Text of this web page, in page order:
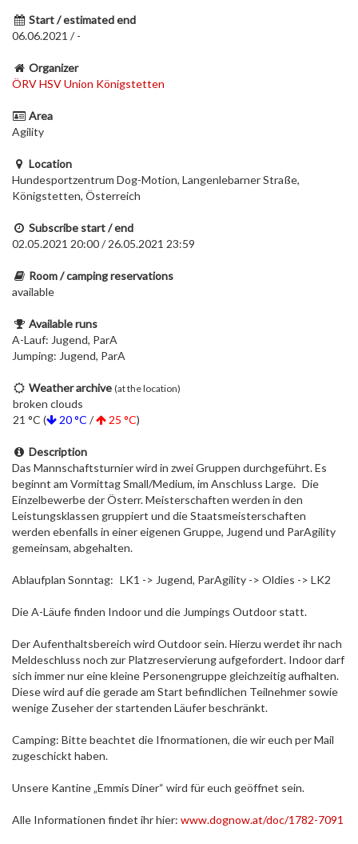
Start / estimated end
06.06.2021 / -
Organizer
ÖRV HSV Union Königstetten
Area
Agility
Location
Hundesportzentrum Dog-Motion, Langenlebarner Straße,
Königstetten, Österreich
Subscribe start / end
02.05.2021 20:00 / 26.05.2021 23:59
Room / camping reservations
available
Available runs
A-Lauf: Jugend, ParA
Jumping: Jugend, ParA
Weather archive (at the location)
broken clouds
21 °C (
20 °C / 25 °C)
Description
Das Mannschaftsturnier wird in zwei Gruppen durchgeführt. Es
beginnt am Vormittag Small/Medium, im Anschluss Large. Die
Einzelbewerbe der Österr. Meisterschaften werden in den
Leistungsklassen gruppiert und die Staatsmeisterschaften
werden ebenfalls in einer eigenen Gruppe, Jugend und ParAgility
gemeinsam, abgehalten.
Ablaufplan Sonntag: LK1 -> Jugend, ParAgility -> Oldies -> LK2
Die A-Läufe finden Indoor und die Jumpings Outdoor statt.
Der Aufenthaltsbereich wird Outdoor sein. Hierzu werdet ihr nach
Meldeschluss noch zur Platzreservierung aufgefordert. Indoor darf
sich immer nur eine kleine Personengruppe gleichzeitig aufhalten.
Diese wird auf die gerade am Start befindlichen Teilnehmer sowie
wenige Zuseher der startenden Läufer beschränkt.
Camping: Bitte beachtet die Ifnormationen, die wir euch per Mail
zugeschickt haben.
Unsere Kantine „Emmis Diner“ wird für euch geöffnet sein.
Alle Informationen findet ihr hier: www.dognow.at/doc/1782-7091